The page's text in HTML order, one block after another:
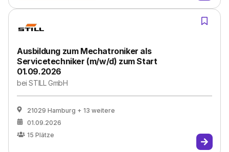
Ausbildung zum Mechatroniker als
Servicetechniker (m/w/d) zum Start
01.09.2026
beiSTILL GmbH
21029 Hamburg + 13 weitere
01.09.2026
15 Plätze